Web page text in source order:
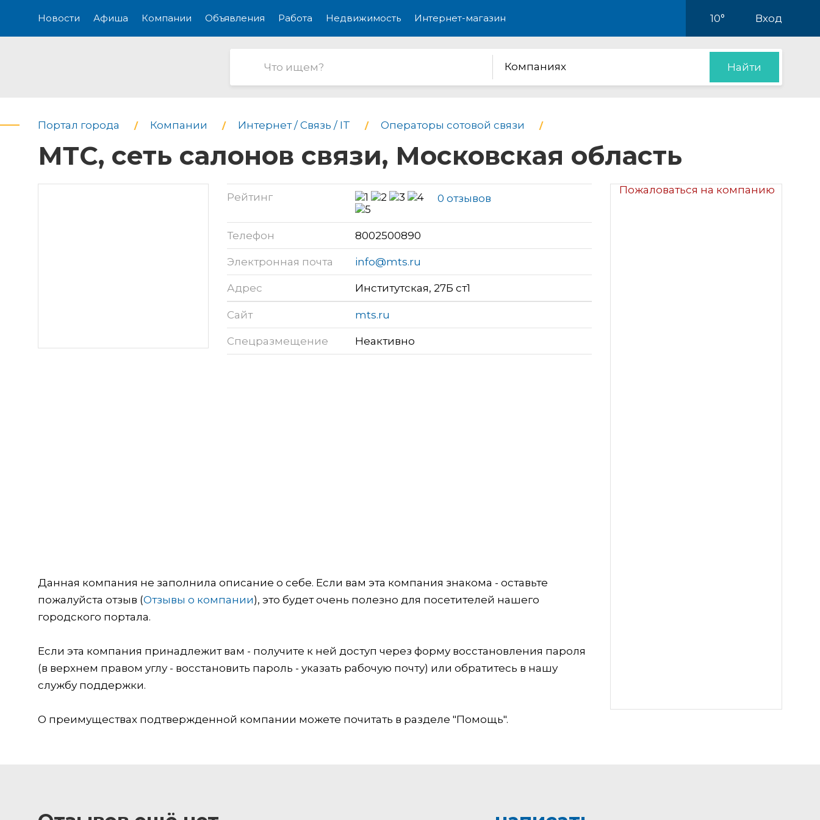
Новости Афиша Компании Объявления Работа Недвижимость Интернет-магазин 10° Вход
Компаниях Найти
Портал города Компании Интернет / Связь / IT Операторы сотовой связи
МТС, сеть салонов связи, Московская область
Пожаловаться на компанию
Рейтинг 0 отзывов
Телефон 8002500890
Электронная почта info@mts.ru
Адрес Институтская, 27Б ст1
Сайт mts.ru
Спецразмещение Неактивно
Данная компания не заполнила описание о себе. Если вам эта компания знакома - оставьте
пожалуйста отзыв (Отзывы о компании), это будет очень полезно для посетителей нашего
городского портала.
Если эта компания принадлежит вам - получите к ней доступ через форму восстановления пароля
(в верхнем правом углу - восстановить пароль - указать рабочую почту) или обратитесь в нашу
службу поддержки.
О преимуществах подтвержденной компании можете почитать в разделе "Помощь".